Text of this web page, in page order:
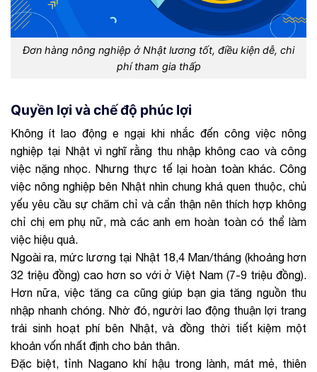
Đơn hàng nông nghiệp ở Nhật lương tốt, điều kiện dễ, chi
phí tham gia thấp
Quyền lợi và chế độ phúc lợi
Không ít lao động e ngại khi nhắc đến công việc nông
nghiệp tại Nhật vì nghĩ rằng thu nhập không cao và công
việc nặng nhọc. Nhưng thực tế lại hoàn toàn khác. Công
việc nông nghiệp bên Nhật nhìn chung khá quen thuộc, chủ
yếu yêu cầu sự chăm chỉ và cẩn thận nên thích hợp không
chỉ chị em phụ nữ, mà các anh em hoàn toàn có thể làm
việc hiệu quả.
Ngoài ra, mức lương tại Nhật 18,4 Man/tháng (khoảng hơn
32 triệu đồng) cao hơn so với ở Việt Nam (7-9 triệu đồng).
Hơn nữa, việc tăng ca cũng giúp bạn gia tăng nguồn thu
nhập nhanh chóng. Nhờ đó, người lao động thuận lợi trang
trải sinh hoạt phí bên Nhật, và đồng thời tiết kiệm một
khoản vốn nhất định cho bản thân.
Đặc biệt, tỉnh Nagano khí hậu trong lành, mát mẻ, thiên